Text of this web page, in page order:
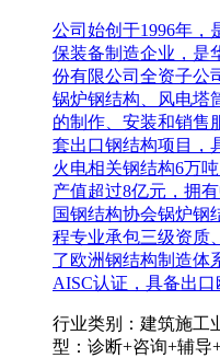
公司始创于1996年，
保装备制造企业，是
份有限公司全资子公
锅炉钢结构、风电塔
的制作、安装和销售
套出口钢结构项目，
火电相关钢结构6万
产值超过8亿元，拥
国钢结构协会锅炉钢
程专业承包三级资质
了欧洲钢结构制造体
AISC认证，具备出口
行业类别：建筑施工
型：诊断+咨询+辅导